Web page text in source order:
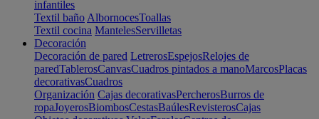
infantiles
Textil baño AlbornocesToallas
Textil cocina MantelesServilletas
Decoración
Decoración de pared LetrerosEspejosRelojes de
paredTablerosCanvasCuadros pintados a manoMarcosPlacas
decorativasCuadros
Organización Cajas decorativasPercherosBurros de
ropaJoyerosBiombosCestasBaúlesRevisterosCajas